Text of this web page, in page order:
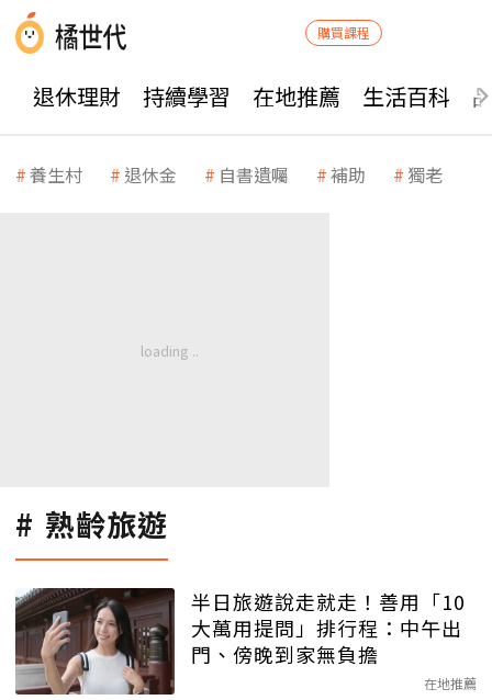
購買課程
退休理財 持續學習 在地推薦 生活百科
養生村 退休金 自書遺囑 補助 獨老
熟齡旅遊
半日旅遊說走就走！善用「10
大萬用提問」排行程：中午出
門、傍晚到家無負擔
在地推薦